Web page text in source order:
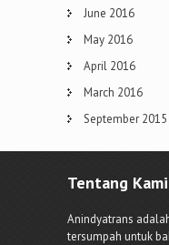
June 2016
May 2016
April 2016
March 2016
September 2015
Tentang Kami
Anindyatrans
tersumpah untuk